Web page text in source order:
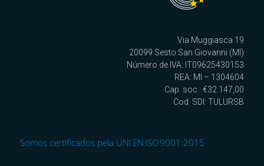
Via Muggiasca 19
20099 Sesto San Giovanni (MI)
Número de IVA: IT09625430153
REA: MI – 1304604
Cap. soc.: €32.147,00
Cod. SDI: TULURSB
Somos certificados pela UNI EN ISO 9001:2015